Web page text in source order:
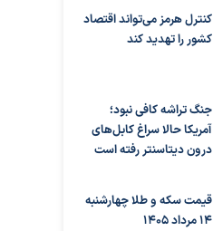
کنترل هرمز می‌تواند اقتصاد
کشور را تهدید کند
جنگ تراشه کافی نبود؛
آمریکا حالا سراغ کابل‌های
درون دیتاسنتر رفته است
قیمت سکه و طلا چهارشنبه
14 مرداد 1405